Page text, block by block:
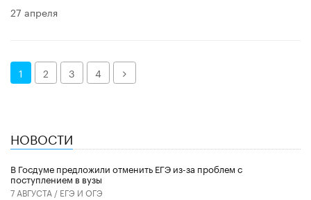
27 апреля
1 2 3 4 Далее
НОВОСТИ
В Госдуме предложили отменить ЕГЭ из-за проблем с
поступлением в вузы
7 АВГУСТА / ЕГЭ И ОГЭ